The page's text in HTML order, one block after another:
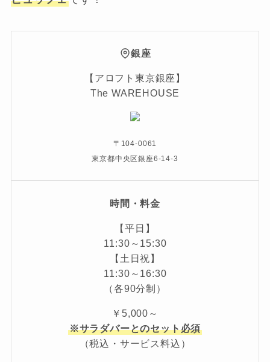
銀座
【アロフト東京銀座】
The WAREHOUSE
〒104-0061
東京都中央区銀座6-14-3
時間・料金
【平日】
11:30～15:30
【土日祝】
11:30～16:30
（各90分制）
￥5,000～
※サラダバーとのセット必須
（税込・サービス料込）